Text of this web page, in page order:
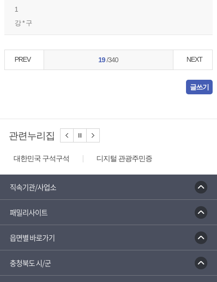
1
강 * 구
PREV 19/340 NEXT
글쓰기
관련누리집
대한민국 구석구석
디지털 관광주민증
문화체육관광부
괴산장터
직속기관/사업소
패밀리사이트
읍면별 바로가기
충청북도 시/군